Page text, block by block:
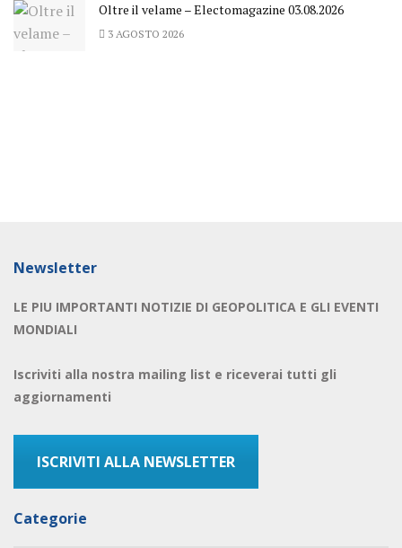
Oltre il velame – Electomagazine 03.08.2026
3 AGOSTO 2026
Newsletter
LE PIU IMPORTANTI NOTIZIE DI GEOPOLITICA E GLI EVENTI
MONDIALI
Iscriviti alla nostra mailing list e riceverai tutti gli
aggiornamenti
ISCRIVITI ALLA NEWSLETTER
Categorie